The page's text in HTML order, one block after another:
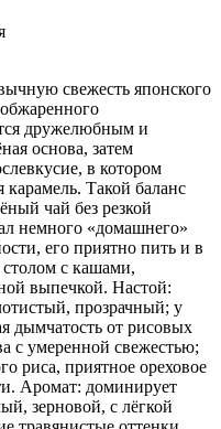
свежесть японского
дружелюбным и
основа, затем
в котором
Такой баланс
чай без резкой
немного «домашнего»
его приятно пить и в
столом с кашами,
выпечкой. Настой:
прозрачный; у
дымчатость от рисовых
с умеренной свежестью;
риса, приятное ореховое
Аромат: доминирует
зерновой, с лёгкой